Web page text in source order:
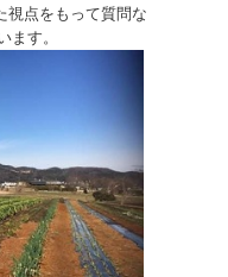
視点をもって質問な
ます。